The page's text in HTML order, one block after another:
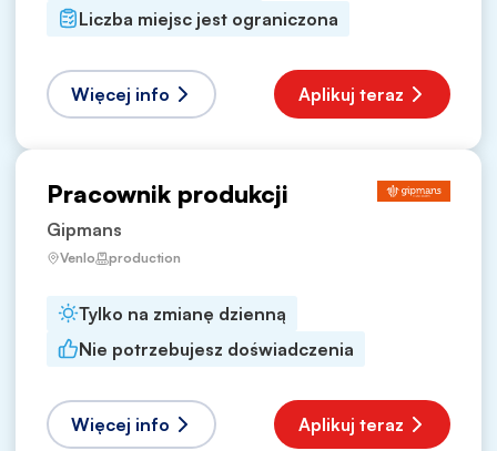
Liczba miejsc jest ograniczona
Więcej info Aplikuj teraz
Pracownik produkcji
Gipmans
Venlo production
Tylko na zmianę dzienną
Nie potrzebujesz doświadczenia
Więcej info Aplikuj teraz